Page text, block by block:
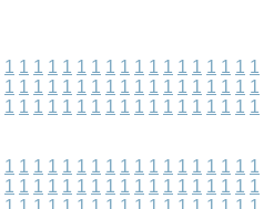
1 1 1 1 1 1 1 1 1 1 1 1 1 1 1 1 1 1
1 1 1 1 1 1 1 1 1 1 1 1 1 1 1 1 1 1
1 1 1 1 1 1 1 1 1 1 1 1 1 1 1 1 1 1
1 1 1 1 1 1 1 1 1 1 1 1 1 1 1 1 1 1
1 1 1 1 1 1 1 1 1 1 1 1 1 1 1 1 1 1